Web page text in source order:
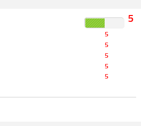
5
5
5
5
5
5